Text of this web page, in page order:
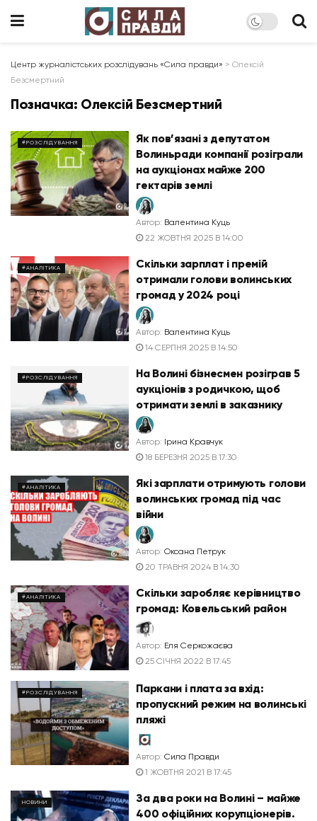
Центр журналістських розслідувань «Сила правди» > Олексій
Безсмертний
Позначка: Олексій Безсмертний
#РОЗСЛІДУВАННЯ
Як пов’язані з депутатом
Волиньради компанії розіграли
на аукціонах майже 200
гектарів землі
Автор: Валентина Куць
22 ЖОВТНЯ 2025 В 14:00
#АНАЛІТИКА
Скільки зарплат і премій
отримали голови волинських
громад у 2024 році
Автор: Валентина Куць
14 СЕРПНЯ 2025 В 14:50
#РОЗСЛІДУВАННЯ
На Волині бізнесмен розіграв 5
аукціонів з родичкою, щоб
отримати землі в заказнику
Автор: Ірина Кравчук
18 БЕРЕЗНЯ 2025 В 17:30
#АНАЛІТИКА
Які зарплати отримують голови
волинських громад під час
війни
Автор: Оксана Петрук
20 ТРАВНЯ 2024 В 14:30
#АНАЛІТИКА
Скільки заробляє керівництво
громад: Ковельський район
Автор: Еля Серкожаєва
25 СІЧНЯ 2022 В 17:45
#РОЗСЛІДУВАННЯ
Паркани і плата за вхід:
пропускний режим на волинські
пляжі
Автор: Сила Правди
1 ЖОВТНЯ 2021 В 17:45
НОВИНИ
За два роки на Волині – майже
400 офіційних корупціонерів.